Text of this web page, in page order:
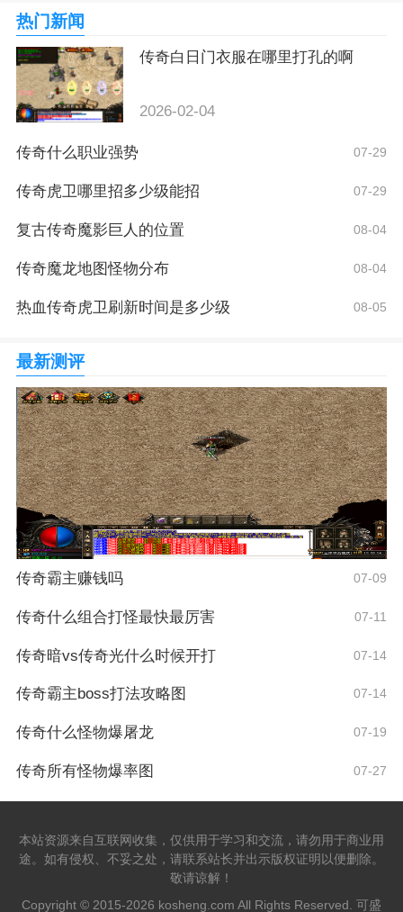
热门新闻
传奇白日门衣服在哪里打孔的啊
2026-02-04
传奇什么职业强势 07-29
传奇虎卫哪里招多少级能招 07-29
复古传奇魔影巨人的位置 08-04
传奇魔龙地图怪物分布 08-04
热血传奇虎卫刷新时间是多少级 08-05
最新测评
传奇霸主赚钱吗 07-09
传奇什么组合打怪最快最厉害 07-11
传奇暗vs传奇光什么时候开打 07-14
传奇霸主boss打法攻略图 07-14
传奇什么怪物爆屠龙 07-19
传奇所有怪物爆率图 07-27
本站资源来自互联网收集，仅供用于学习和交流，请勿用于商业用
途。如有侵权、不妥之处，请联系站长并出示版权证明以便删除。
敬请谅解！
Copyright © 2015-2026 kosheng.com All Rights Reserved. 可盛